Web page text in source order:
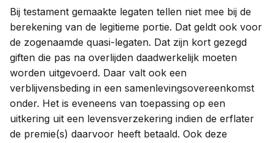
Bij testament gemaakte legaten tellen niet mee bij de
berekening van de legitieme portie. Dat geldt ook voor
de zogenaamde quasi-legaten. Dat zijn kort gezegd
giften die pas na overlijden daadwerkelijk moeten
worden uitgevoerd. Daar valt ook een
verblijvensbeding in een samenlevingsovereenkomst
onder. Het is eveneens van toepassing op een
uitkering uit een levensverzekering indien de erflater
de premie(s) daarvoor heeft betaald. Ook deze